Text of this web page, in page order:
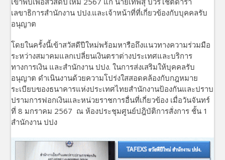
เลขาธิการสำนักงาน ปปง.และเจ้าหน้าที่ที่เกี่ยวข้องกับบุคคลรับ
อนุญาต
โดยในครั้งนี้เข้าสวัสดีปีใหม่พร้อมหารือถึงแนวทางความร่วมมือ
ระหว่างสมาคมแลกเปลี่ยนเงินตราต่างประเทศและบริการ
ทางการเงิน และสำนักงาน ปปง. ในการส่งเสริมให้บุคคลรับ
อนุญาต ดำเนินงานด้วยความโปร่งใสสอดคล้องกับกฎหมาย
ระเบียบของธนาคารแห่งประเทศไทยสำนักงานป้องกันและปราบ
ปรามการฟอกเงินและหน่วยราชการอื่นที่เกี่ยวข้อง เมื่อวันจันทร์
ที่ 8 มกราคม 2567 ณ ห้องประชุมศูนย์ปฎิบัติการสั่งการ ชั้น 1
สำนักงาน ปปง